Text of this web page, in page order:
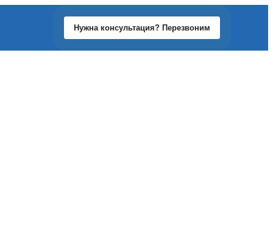
Нужна консультация? Перезвоним